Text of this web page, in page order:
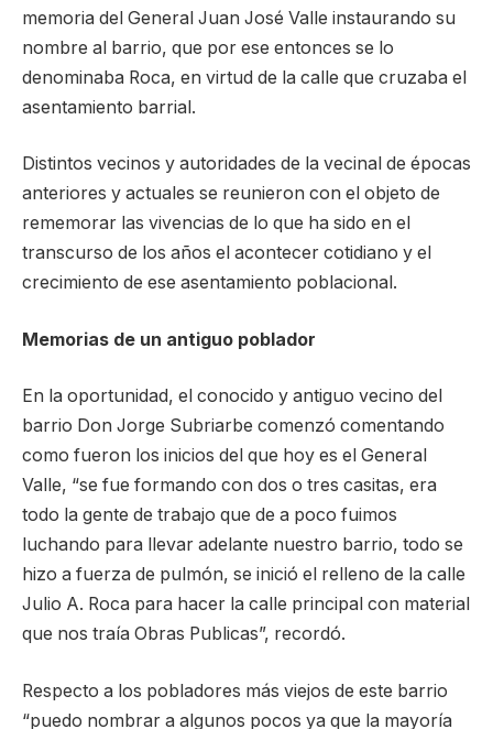
memoria del General Juan José Valle instaurando su
nombre al barrio, que por ese entonces se lo
denominaba Roca, en virtud de la calle que cruzaba el
asentamiento barrial.
Distintos vecinos y autoridades de la vecinal de épocas
anteriores y actuales se reunieron con el objeto de
rememorar las vivencias de lo que ha sido en el
transcurso de los años el acontecer cotidiano y el
crecimiento de ese asentamiento poblacional.
Memorias de un antiguo poblador
En la oportunidad, el conocido y antiguo vecino del
barrio Don Jorge Subriarbe comenzó comentando
como fueron los inicios del que hoy es el General
Valle, “se fue formando con dos o tres casitas, era
todo la gente de trabajo que de a poco fuimos
luchando para llevar adelante nuestro barrio, todo se
hizo a fuerza de pulmón, se inició el relleno de la calle
Julio A. Roca para hacer la calle principal con material
que nos traía Obras Publicas”, recordó.
Respecto a los pobladores más viejos de este barrio
“puedo nombrar a algunos pocos ya que la mayoría